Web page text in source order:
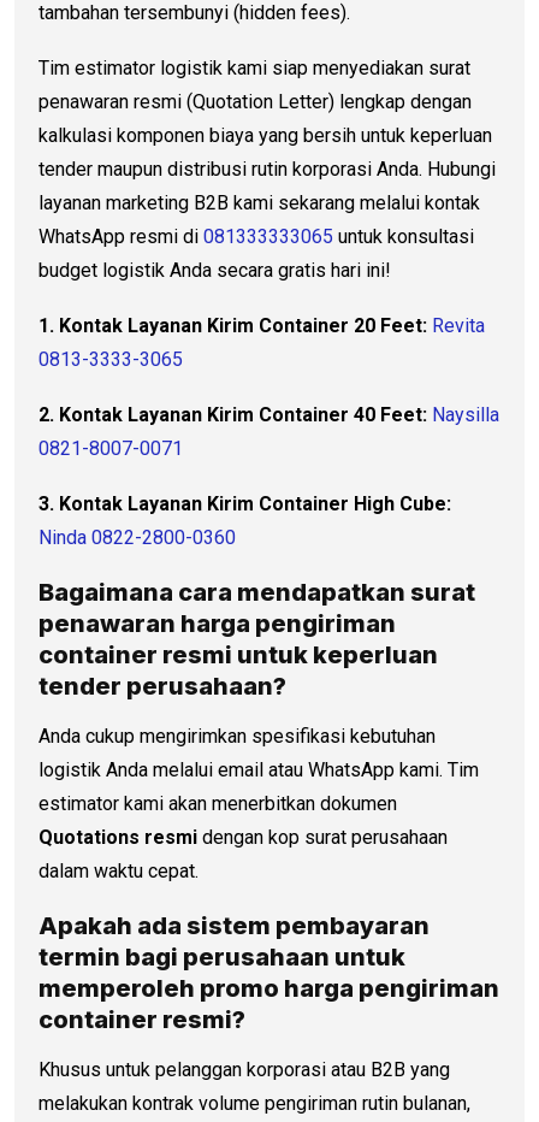
tambahan tersembunyi (hidden fees).
Tim estimator logistik kami siap menyediakan surat
penawaran resmi (Quotation Letter) lengkap dengan
kalkulasi komponen biaya yang bersih untuk keperluan
tender maupun distribusi rutin korporasi Anda. Hubungi
layanan marketing B2B kami sekarang melalui kontak
WhatsApp resmi di 081333333065 untuk konsultasi
budget logistik Anda secara gratis hari ini!
1. Kontak Layanan Kirim Container 20 Feet: Revita
0813-3333-3065
2. Kontak Layanan Kirim Container 40 Feet: Naysilla
0821-8007-0071
3. Kontak Layanan Kirim Container High Cube:
Ninda 0822-2800-0360
Bagaimana cara mendapatkan surat
penawaran harga pengiriman
container resmi untuk keperluan
tender perusahaan?
Anda cukup mengirimkan spesifikasi kebutuhan
logistik Anda melalui email atau WhatsApp kami. Tim
estimator kami akan menerbitkan dokumen
Quotations resmi dengan kop surat perusahaan
dalam waktu cepat.
Apakah ada sistem pembayaran
termin bagi perusahaan untuk
memperoleh promo harga pengiriman
container resmi?
Khusus untuk pelanggan korporasi atau B2B yang
melakukan kontrak volume pengiriman rutin bulanan,